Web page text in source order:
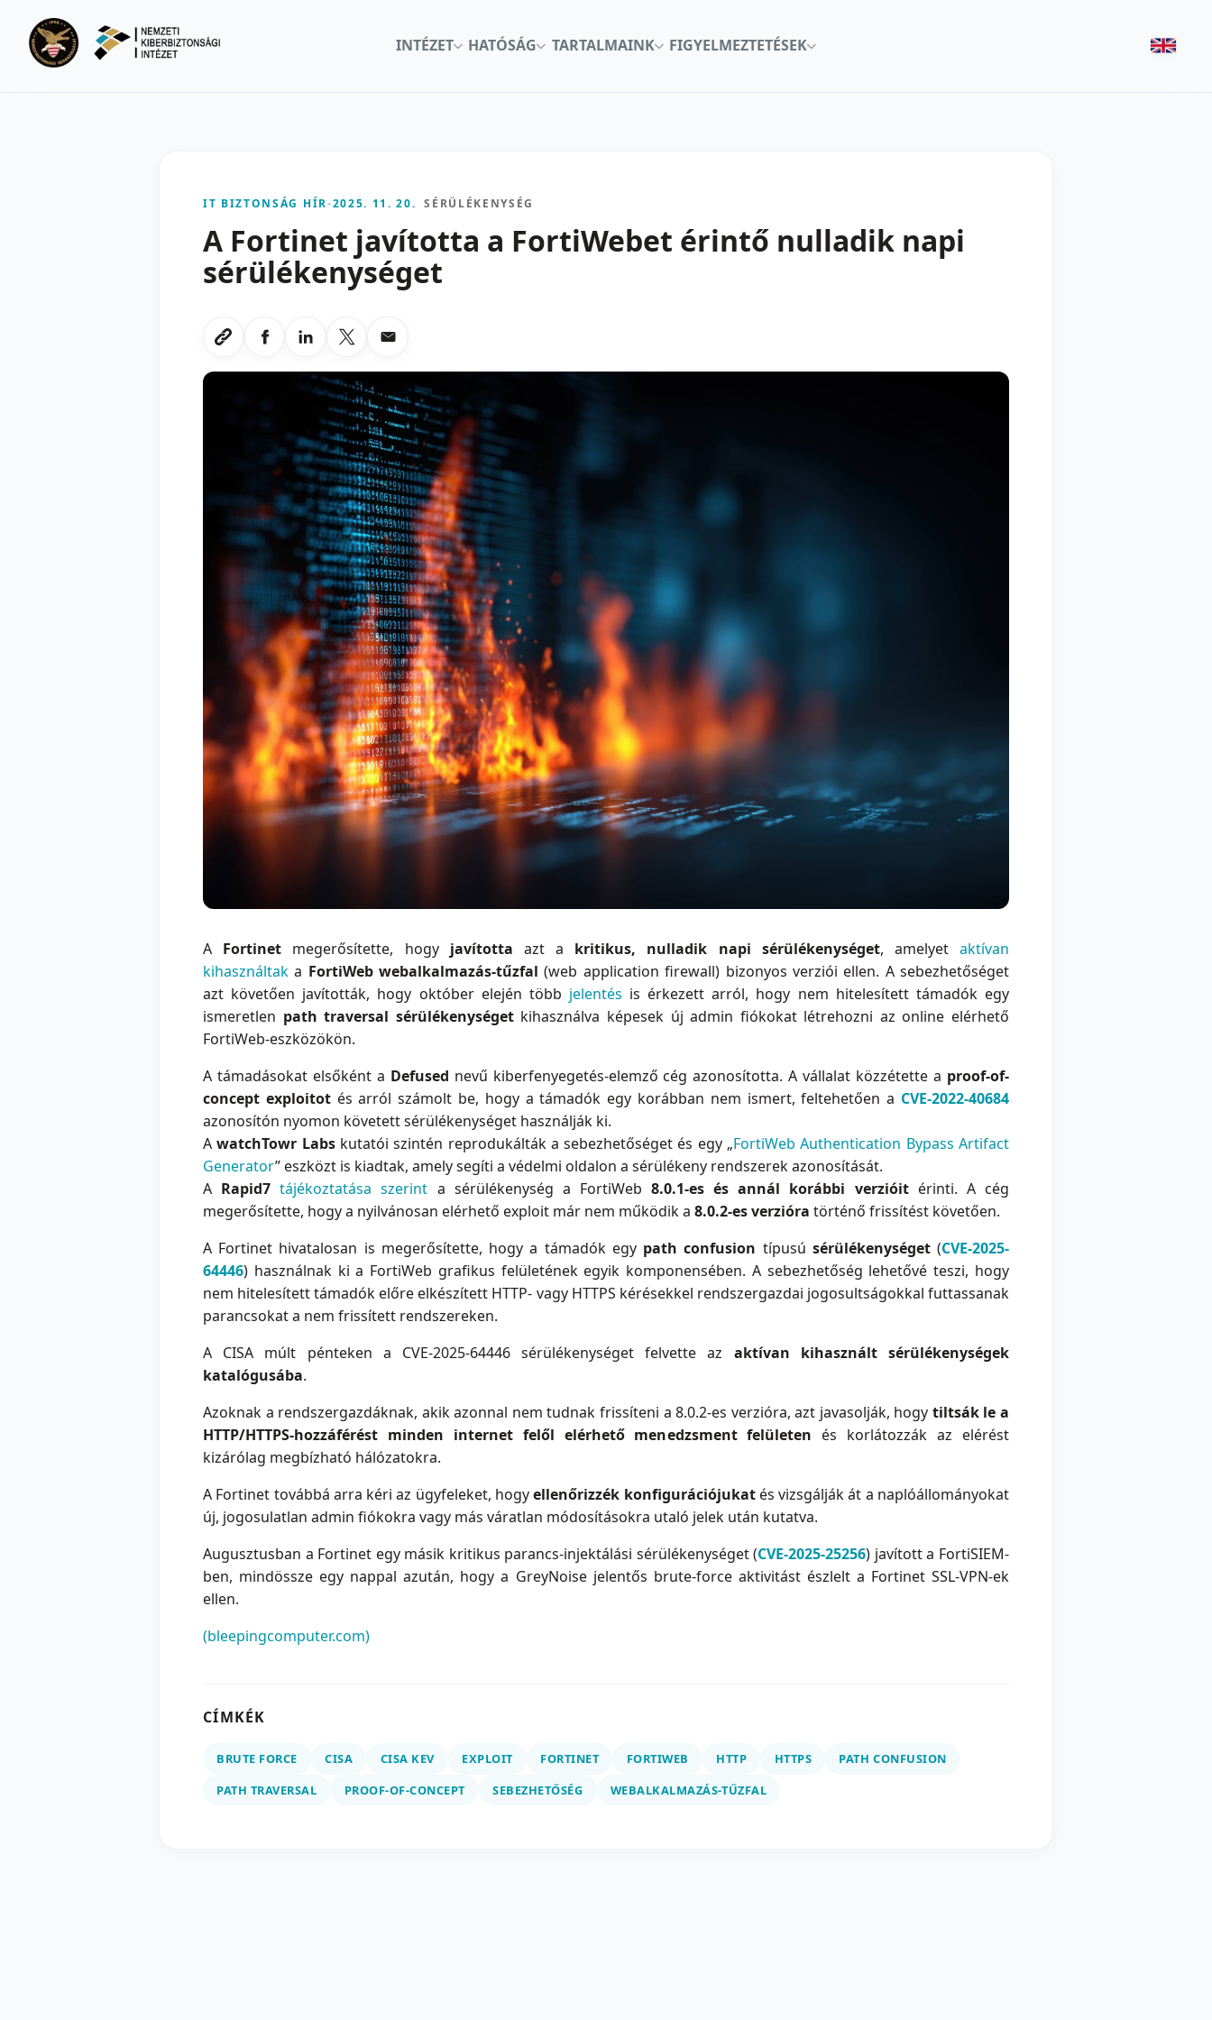
INTÉZET
HATÓSÁG TARTALMAINK FIGYELMEZTETÉSEK
IT BIZTONSÁG HÍR-2025. 11. 20. SÉRÜLÉKENYSÉG
A Fortinet javította a FortiWebet érintő nulladik napi
sérülékenységet
Link masolasa
Megosztas Facebookon
Megosztas LinkedInen
Megosztas X-en
Megosztas emailben
A Fortinet megerősítette, hogy javította azt a kritikus, nulladik napi sérülékenységet, amelyetaktívan
kihasználtak a FortiWeb webalkalmazás-tűzfal (web application firewall) bizonyos verziói ellen. A sebezhetőséget
azt követően javították, hogy október elején több jelentés is érkezett arról, hogy nem hitelesített támadók egy
ismeretlen path traversal sérülékenységetkihasználva képesek új admin fiókokat létrehozni az online elérhető
FortiWeb-eszközökön.
A támadásokat elsőként a Defused nevű kiberfenyegetés-elemző cég azonosította. A vállalat közzétette a proof-of-
concept exploitotés arról számolt be, hogy a támadók egy korábban nem ismert, feltehetően a CVE-2022-40684
azonosítón nyomon követett sérülékenységet használják ki.
AwatchTowr Labskutatói szintén reprodukálták a sebezhetőséget és egy „FortiWeb Authentication Bypass Artifact
Generator” eszközt is kiadtak, amely segíti a védelmi oldalon a sérülékeny rendszerek azonosítását.
A Rapid7 tájékoztatása szerint a sérülékenység a FortiWeb8.0.1-es és annál korábbi verzióitérinti. A cég
megerősítette, hogy a nyilvánosan elérhető exploit már nem működik a 8.0.2-es verzióra történő frissítést követően.
A Fortinet hivatalosan is megerősítette, hogy a támadók egy path confusion típusú sérülékenységet(CVE-2025-
64446) használnak ki a FortiWeb grafikus felületének egyik komponensében. A sebezhetőség lehetővé teszi, hogy
nem hitelesített támadók előre elkészített HTTP- vagy HTTPS kérésekkel rendszergazdai jogosultságokkal futtassanak
parancsokat a nem frissített rendszereken.
A CISA múlt pénteken a CVE-2025-64446 sérülékenységet felvette az aktívan kihasznált sérülékenységek
katalógusába.
Azoknak a rendszergazdáknak, akik azonnal nem tudnak frissíteni a 8.0.2-es verzióra, azt javasolják, hogy tiltsák le a
HTTP/HTTPS-hozzáférést minden internet felől elérhető menedzsment felületen és korlátozzák az elérést
kizárólag megbízható hálózatokra.
A Fortinet továbbá arra kéri az ügyfeleket, hogyellenőrizzék konfigurációjukatés vizsgálják át a naplóállományokat
új, jogosulatlan admin fiókokra vagy más váratlan módosításokra utaló jelek után kutatva.
Augusztusban a Fortinet egy másik kritikus parancs-injektálási sérülékenységet (CVE-2025-25256) javított a FortiSIEM-
ben, mindössze egy nappal azután, hogy a GreyNoise jelentős brute-force aktivitást észlelt a Fortinet SSL-VPN-ek
ellen.
(bleepingcomputer.com)
CÍMKÉK
BRUTE FORCE CISA CISA KEV EXPLOIT FORTINET FORTIWEB HTTP HTTPS
PATH CONFUSION
PATH TRAVERSAL
PROOF-OF-CONCEPT SEBEZHETŐSÉG WEBALKALMAZÁS-TŰZFAL